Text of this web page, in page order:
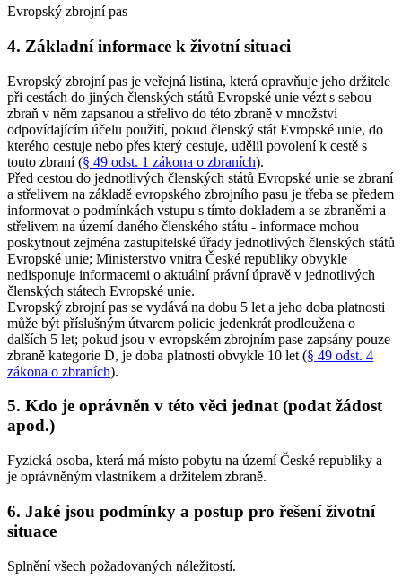
Evropský zbrojní pas
4. Základní informace k životní situaci
Evropský zbrojní pas je veřejná listina, která opravňuje jeho držitele
při cestách do jiných členských států Evropské unie vézt s sebou
zbraň v něm zapsanou a střelivo do této zbraně v množství
odpovídajícím účelu použití, pokud členský stát Evropské unie, do
kterého cestuje nebo přes který cestuje, udělil povolení k cestě s
touto zbraní (§ 49 odst. 1 zákona o zbraních).
Před cestou do jednotlivých členských států Evropské unie se zbraní
a střelivem na základě evropského zbrojního pasu je třeba se předem
informovat o podmínkách vstupu s tímto dokladem a se zbraněmi a
střelivem na území daného členského státu - informace mohou
poskytnout zejména zastupitelské úřady jednotlivých členských států
Evropské unie; Ministerstvo vnitra České republiky obvykle
nedisponuje informacemi o aktuální právní úpravě v jednotlivých
členských státech Evropské unie.
Evropský zbrojní pas se vydává na dobu 5 let a jeho doba platnosti
může být příslušným útvarem policie jedenkrát prodloužena o
dalších 5 let; pokud jsou v evropském zbrojním pase zapsány pouze
zbraně kategorie D, je doba platnosti obvykle 10 let (§ 49 odst. 4
zákona o zbraních).
5. Kdo je oprávněn v této věci jednat (podat žádost
apod.)
Fyzická osoba, která má místo pobytu na území České republiky a
je oprávněným vlastníkem a držitelem zbraně.
6. Jaké jsou podmínky a postup pro řešení životní
situace
Splnění všech požadovaných náležitostí.